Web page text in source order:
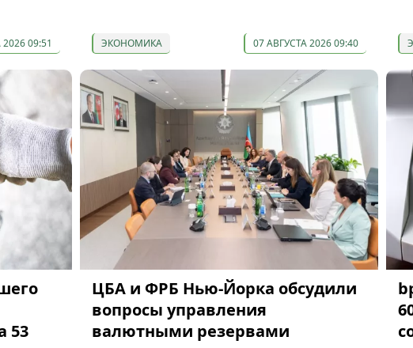
09:51 ЭКОНОМИКА 07 АВГУСТА 2026 09:40
53
ЦБА и ФРБ Нью-Йорка обсудили
вопросы управления
валютными резервами